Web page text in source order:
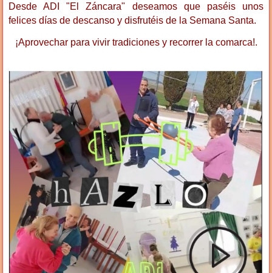
Desde ADI "El Záncara" deseamos que paséis unos
felices días de descanso y disfrutéis de la Semana Santa.
¡Aprovechar para vivir tradiciones y recorrer la comarca!.